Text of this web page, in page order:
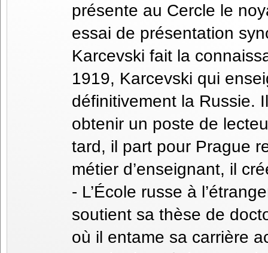
présente au Cercle le
essai de présentation
Karcevski fait la
1919, Karcevski qui
définitivement la Russie.
obtenir un poste de
tard, il part pour Prague
métier d’enseignant, il
- L’École russe à
soutient sa thèse de
où il entame sa carrière